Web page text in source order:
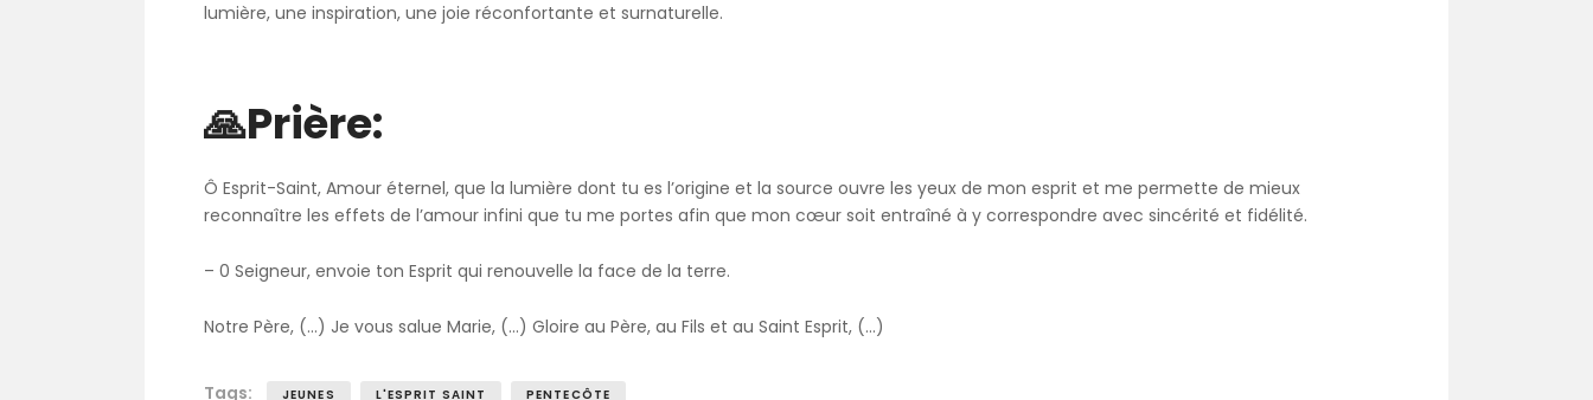
lumière, une inspiration, une joie réconfortante et surnaturelle.
🙏Prière:
Ô Esprit-Saint, Amour éternel, que la lumière dont tu es l’origine et la source ouvre les yeux de mon esprit et me permette de mieux
reconnaître les effets de l’amour infini que tu me portes afin que mon cœur soit entraîné à y correspondre avec sincérité et fidélité.
– 0 Seigneur, envoie ton Esprit qui renouvelle la face de la terre.
Notre Père, (…) Je vous salue Marie, (…) Gloire au Père, au Fils et au Saint Esprit, (…)
Tags: JEUNES L'ESPRIT SAINT PENTECÔTE